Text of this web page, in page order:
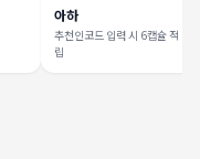
아하
추천인코드 입력 시 6캡슐 적
립